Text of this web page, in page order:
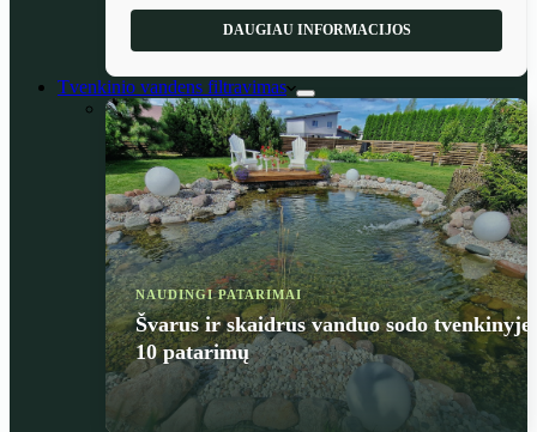
DAUGIAU INFORMACIJOS
Tvenkinio vandens filtravimas
NAUDINGI PATARIMAI
Švarus ir skaidrus vanduo sodo tvenkinyje:
10 patarimų